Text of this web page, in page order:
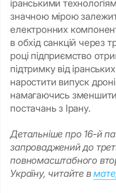
іранськими
значною мірою
електронних
в обхід санкцій через
році підприємство
підтримку від іранських
наростити випуск
намагаючись зменшити
постачань з Ірану.
Детальніше про 16-й
запроваджений до
повномасштабного
Україну, читайте в